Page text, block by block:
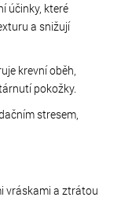
účinky, které
a snižují
krevní oběh,
pokožky.
stresem,
vráskami a ztrátou